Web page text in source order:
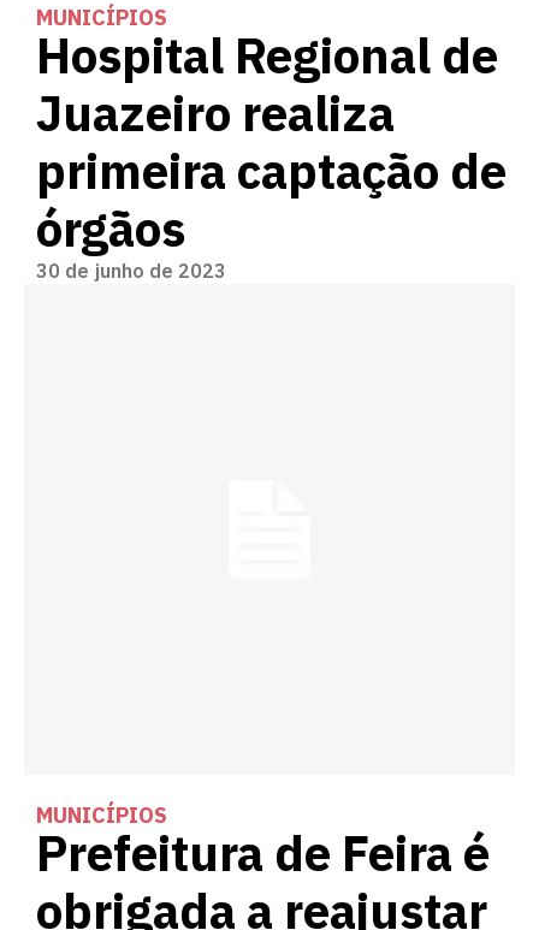
MUNICÍPIOS
Hospital Regional de
Juazeiro realiza
primeira captação de
órgãos
30 de junho de 2023
MUNICÍPIOS
Prefeitura de Feira é
obrigada a reajustar